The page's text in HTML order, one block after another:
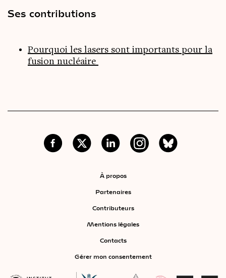
Ses contributions
Pourquoi les lasers sont importants pour la
fusion nucléaire
À propos
Partenaires
Contributeurs
Mentions légales
Contacts
Gérer mon consentement